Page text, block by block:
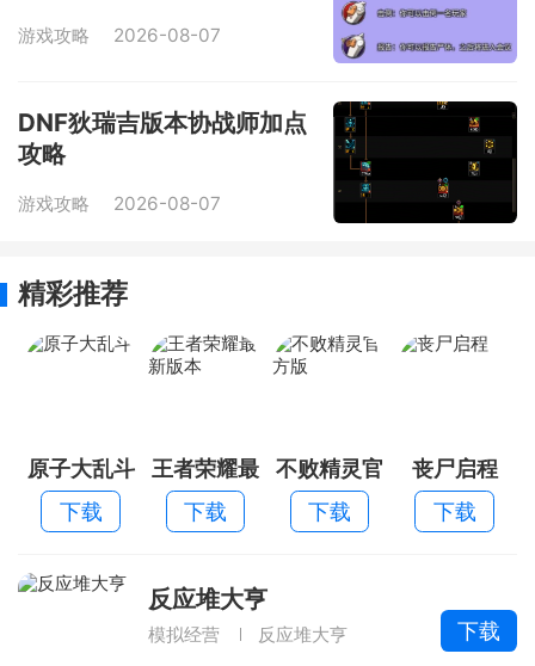
游戏攻略 2026-08-07
DNF狄瑞吉版本协战师加点
攻略
游戏攻略 2026-08-07
精彩推荐
原子大乱斗
下载
王者荣耀最
新版本
下载
不败精灵官
方版
下载
丧尸启程
下载
反应堆大亨
模拟经营 反应堆大亨 下载